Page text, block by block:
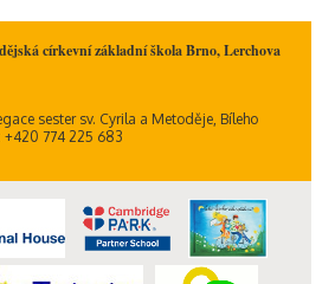
církevní základní škola Brno, Lerchova
sester sv. Cyrila a Metoděje, Bíleho
774 225 683